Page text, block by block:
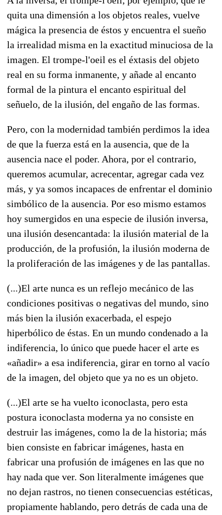
quita una dimensión a los objetos reales, vuelve
mágica la presencia de éstos y encuentra el sueño
la irrealidad misma en la exactitud minuciosa de la
imagen. El trompe-l'oeil es el éxtasis del objeto
real en su forma inmanente, y añade al encanto
formal de la pintura el encanto espiritual del
señuelo, de la ilusión, del engaño de las formas.
Pero, con la modernidad también perdimos la idea
de que la fuerza está en la ausencia, que de la
ausencia nace el poder. Ahora, por el contrario,
queremos acumular, acrecentar, agregar cada vez
más, y ya somos incapaces de enfrentar el dominio
simbólico de la ausencia. Por eso mismo estamos
hoy sumergidos en una especie de ilusión inversa,
una ilusión desencantada: la ilusión material de la
producción, de la profusión, la ilusión moderna de
la proliferación de las imágenes y de las pantallas.
(...)El arte nunca es un reflejo mecánico de las
condiciones positivas o negativas del mundo, sino
más bien la ilusión exacerbada, el espejo
hiperbólico de éstas. En un mundo condenado a la
indiferencia, lo único que puede hacer el arte es
«añadir» a esa indiferencia, girar en torno al vacío
de la imagen, del objeto que ya no es un objeto.
(...)El arte se ha vuelto iconoclasta, pero esta
postura iconoclasta moderna ya no consiste en
destruir las imágenes, como la de la historia; más
bien consiste en fabricar imágenes, hasta en
fabricar una profusión de imágenes en las que no
hay nada que ver. Son literalmente imágenes que
no dejan rastros, no tienen consecuencias estéticas,
propiamente hablando, pero detrás de cada una de